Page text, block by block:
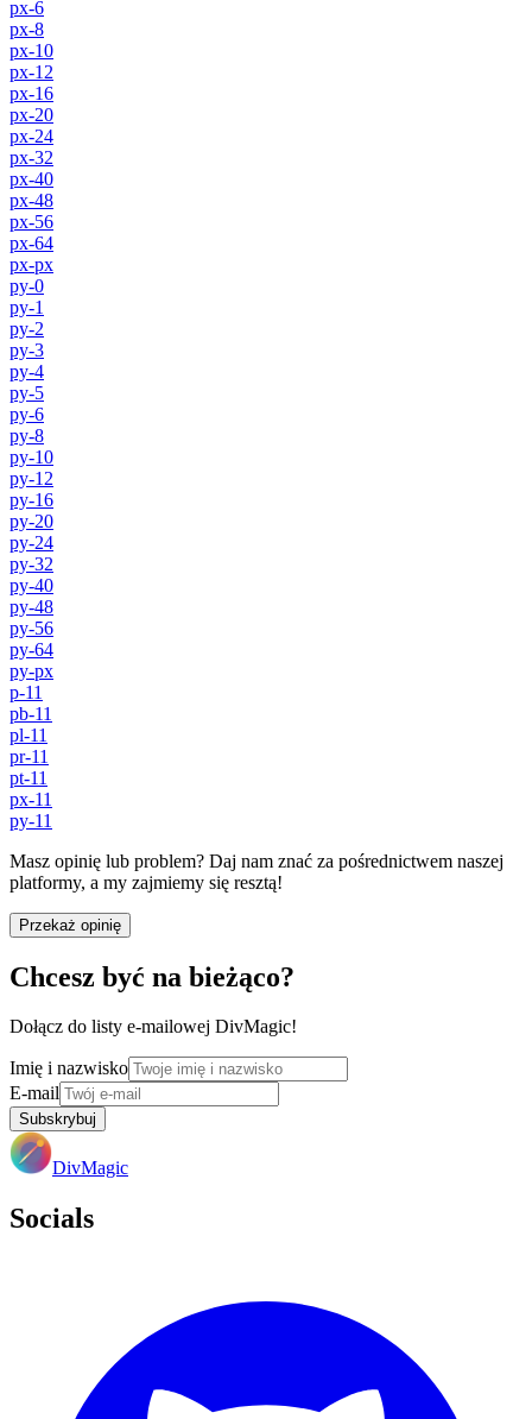
px-6
px-8
px-10
px-12
px-16
px-20
px-24
px-32
px-40
px-48
px-56
px-64
px-px
py-0
py-1
py-2
py-3
py-4
py-5
py-6
py-8
py-10
py-12
py-16
py-20
py-24
py-32
py-40
py-48
py-56
py-64
py-px
p-11
pb-11
pl-11
pr-11
pt-11
px-11
py-11
Masz opinię lub problem? Daj nam znać za pośrednictwem naszej
platformy, a my zajmiemy się resztą!
Przekaż opinię
Chcesz być na bieżąco?
Dołącz do listy e-mailowej DivMagic!
Imię i nazwisko
E-mail
Subskrybuj
DivMagic
Socials